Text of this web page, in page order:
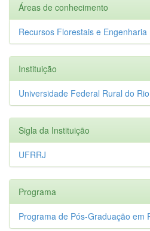
Áreas de conhecimento
Recursos Florestais e Engenharia
Instituição
Universidade Federal Rural do
Sigla da Instituição
UFRRJ
Programa
Programa de Pós-Graduação em